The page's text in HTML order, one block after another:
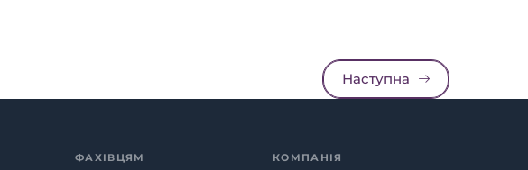
Наступна
ФАХІВЦЯМ КОМПАНІЯ